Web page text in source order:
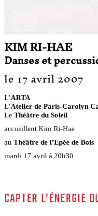
KIM RI-HAE
Danses et
le 17 avril 2007
L’ARTA
L’Atelier de Paris-Carolyn
Le Théâtre du Soleil
accueillent Kim Ri-Hae
au Théâtre de l’Epée de Bois
mardi 17 avril à 20h30
CAPTER L’ÉNERGIE